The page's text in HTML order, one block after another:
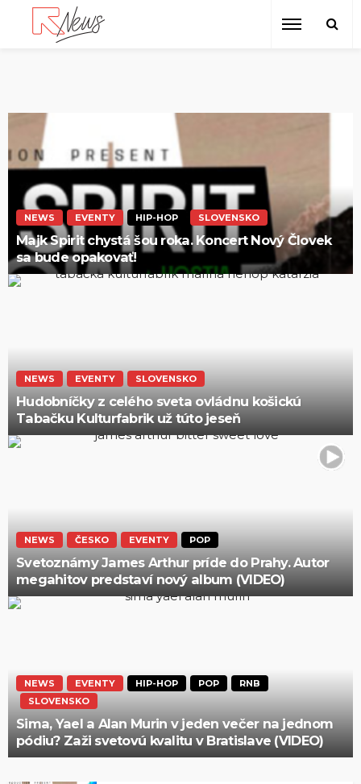
NEWS EVENTY HIP-HOP SLOVENSKO
Majk Spirit chystá šou roka. Koncert Nový Človek
sa bude opakovať!
NEWS EVENTY SLOVENSKO
Hudobníčky z celého sveta ovládnu košickú
Tabačku Kulturfabrik už túto jeseň
NEWS ČESKO EVENTY POP
Svetoznámy James Arthur príde do Prahy. Autor
megahitov predstaví nový album (VIDEO)
NEWS EVENTY HIP-HOP POP
RNB
SLOVENSKO
Sima, Yael a Alan Murin v jeden večer na jednom
pódiu? Zaži svetovú kvalitu v Bratislave (VIDEO)